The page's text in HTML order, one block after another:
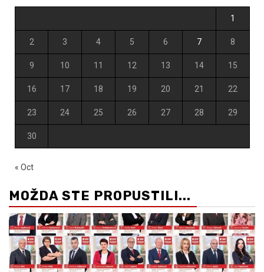
1
2 3 4 5 6 7 8
9 10 11 12 13 14 15
16 17 18 19 20 21 22
23 24 25 26 27 28 29
30
« Oct
MOŽDA STE PROPUSTILI...